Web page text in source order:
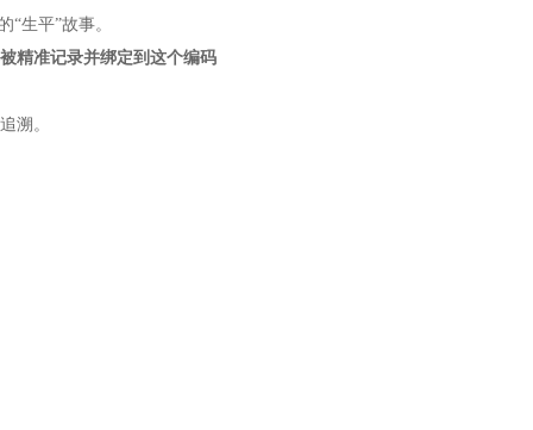
“生平”故事。
精准记录并绑定到这个编码
溯。